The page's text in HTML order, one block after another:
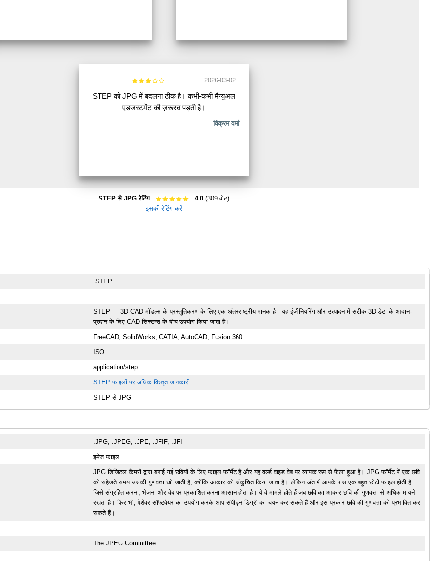
2026-03-02
STEP को JPG में बदलना ठीक है। कभी-कभी मैन्युअल
एडजस्टमेंट की ज़रूरत पड़ती है।
विक्रम वर्मा
STEP से JPG रेटिंग 4.0 (309 वोट)
इसकी रेटिंग करें
.STEP
STEP — 3D-CAD मॉडल्स के प्रस्तुतिकरण के लिए एक अंतरराष्ट्रीय मानक है। यह इंजीनियरिंग और उत्पादन में सटीक 3D डेटा के आदान-
प्रदान के लिए CAD सिस्टम्स के बीच उपयोग किया जाता है।
FreeCAD, SolidWorks, CATIA, AutoCAD, Fusion 360
ISO
application/step
STEP फाइलों पर अधिक विस्तृत जानकारी
STEP से JPG
.JPG, .JPEG, .JPE, .JFIF, .JFI
इमेज फ़ाइल
JPG डिजिटल कैमरों द्वारा बनाई गई छवियों के लिए फाइल फॉर्मेट है और यह वर्ल्ड वाइड वेब पर व्यापक रूप से फैला हुआ है। JPG फॉर्मेट में एक छवि
को सहेजते समय उसकी गुणवत्ता खो जाती है, क्योंकि आकार को संकुचित किया जाता है। लेकिन अंत में आपके पास एक बहुत छोटी फाइल होती है
जिसे संग्रहित करना, भेजना और वेब पर प्रकाशित करना आसान होता है। ये वे मामले होते हैं जब छवि का आकार छवि की गुणवत्ता से अधिक मायने
रखता है। फिर भी, पेशेवर सॉफ्टवेयर का उपयोग करके आप संपीड़न डिग्री का चयन कर सकते हैं और इस प्रकार छवि की गुणवत्ता को प्रभावित कर
सकते हैं।
The JPEG Committee